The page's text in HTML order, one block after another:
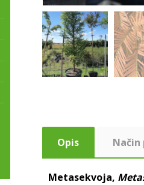
Opis Način
Metasekvoja,